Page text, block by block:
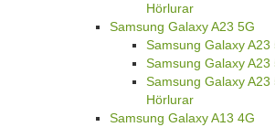
Hörlurar
Samsung Galaxy A23 5G
Samsung Galaxy A23
Samsung Galaxy A23
Samsung Galaxy
Hörlurar
Samsung Galaxy A13 4G